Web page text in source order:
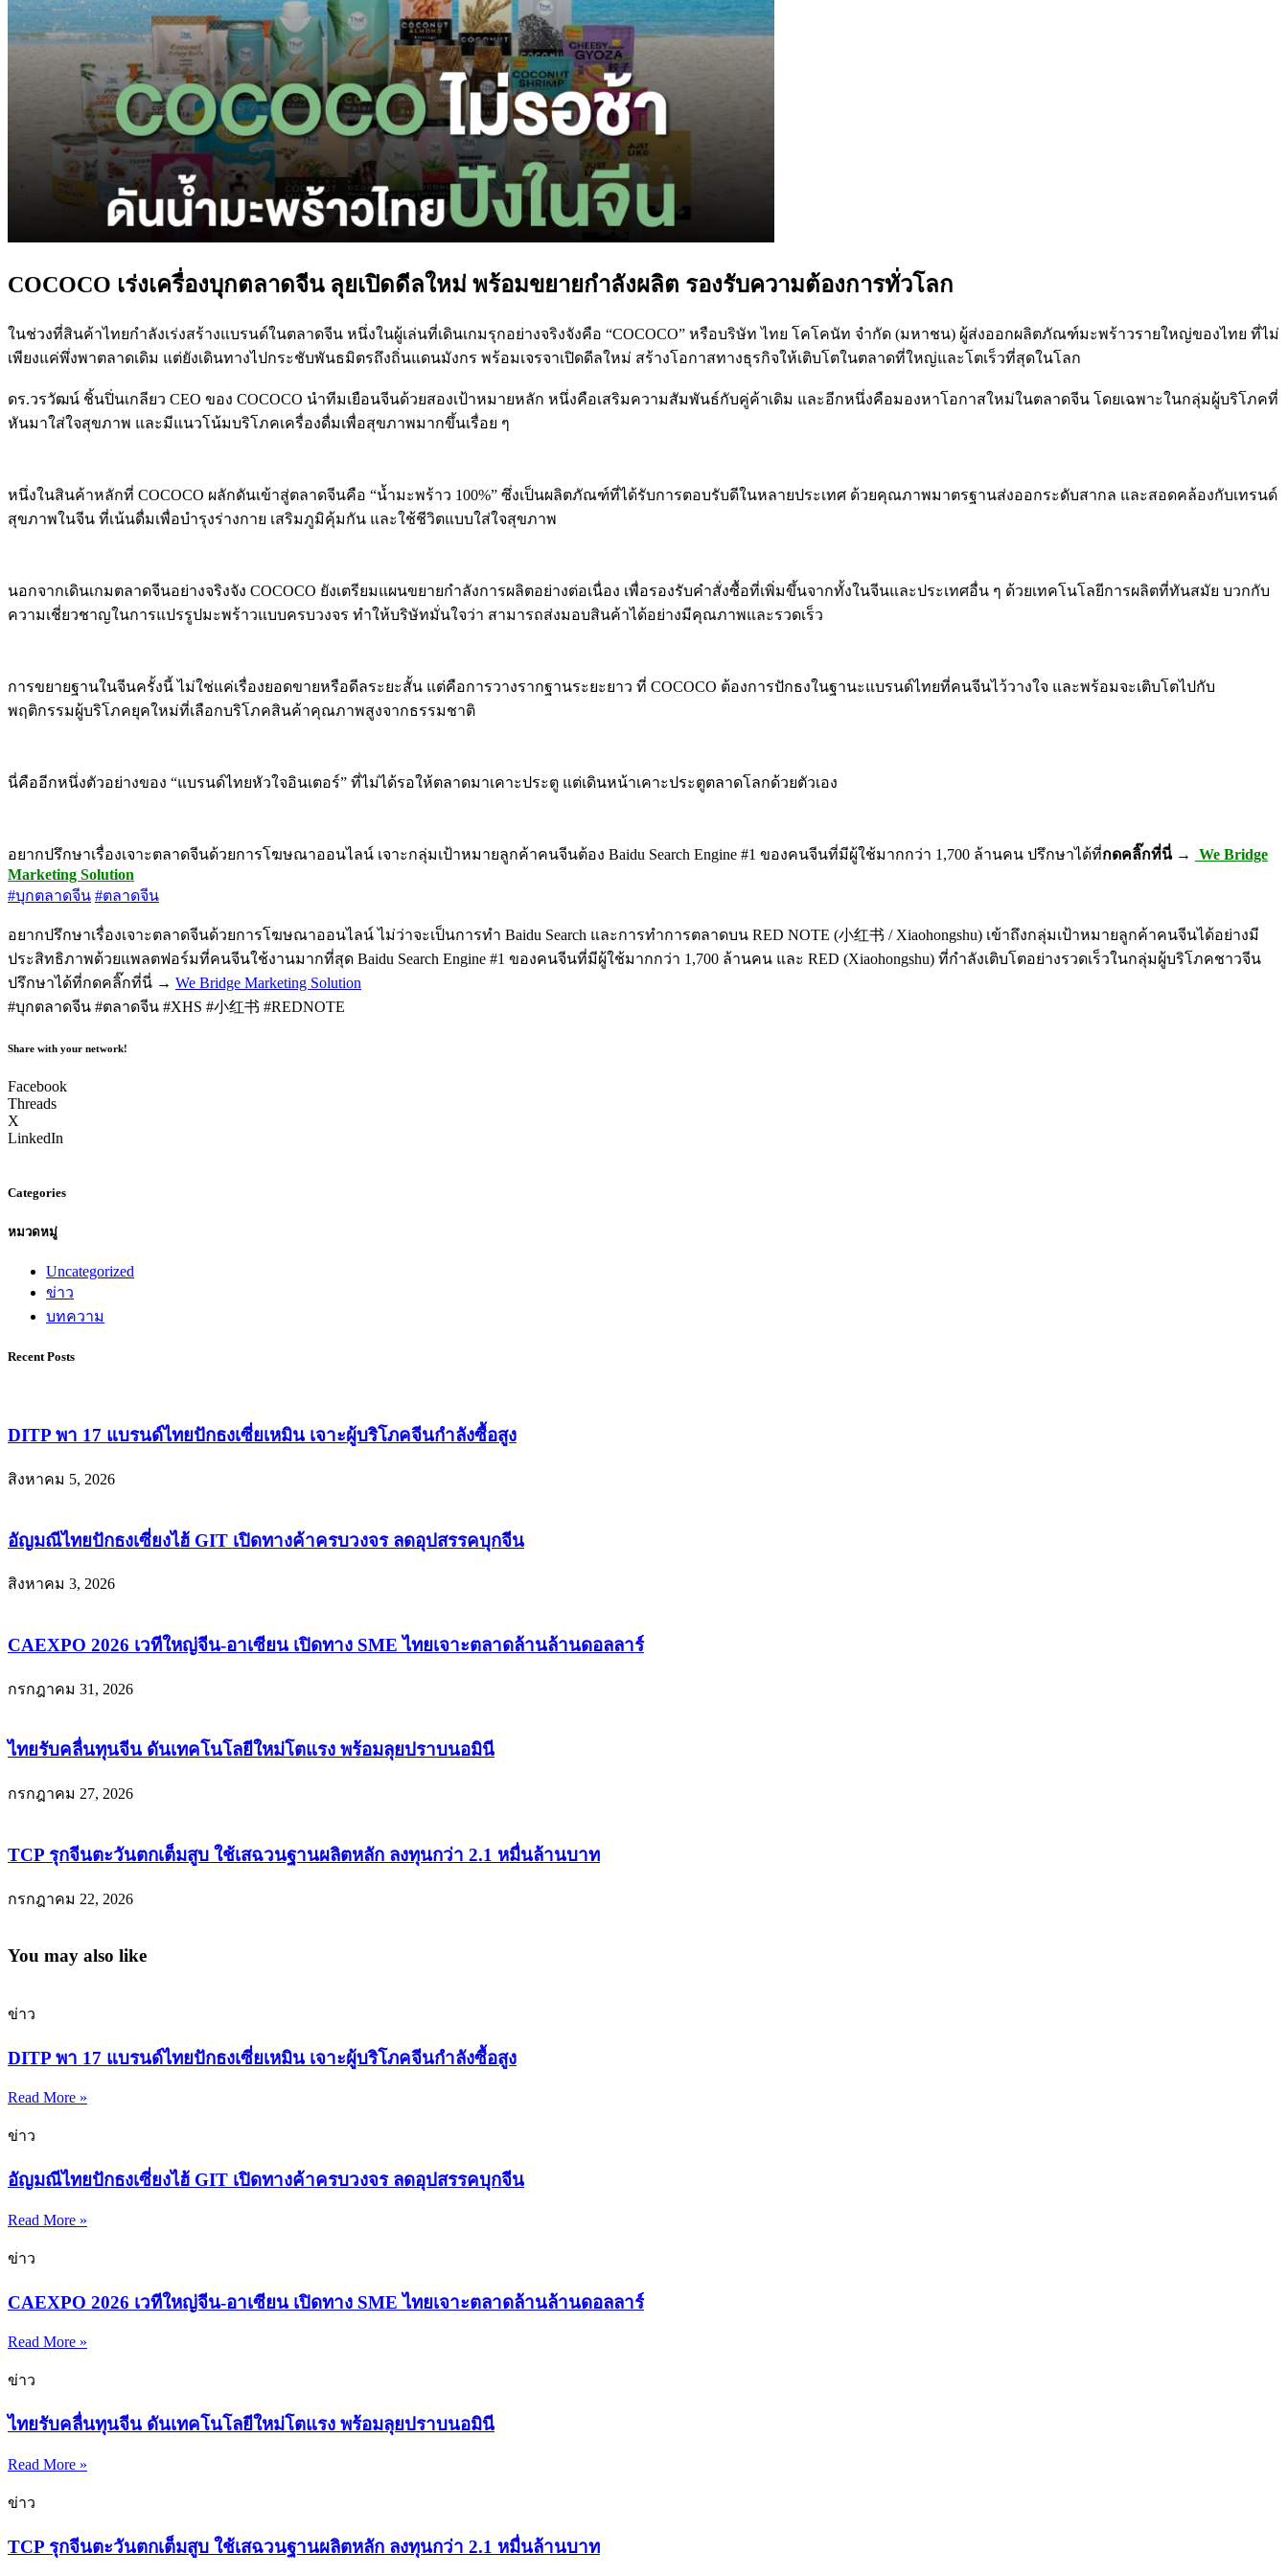
COCOCO เร่งเครื่องบุกตลาดจีน ลุยเปิดดีลใหม่ พร้อมขยายกำลังผลิต รองรับความต้องการทั่วโลก
ในช่วงที่สินค้าไทยกำลังเร่งสร้างแบรนด์ในตลาดจีน หนึ่งในผู้เล่นที่เดินเกมรุกอย่างจริงจังคือ “COCOCO” หรือบริษัท ไทย โคโคนัท จำกัด (มหาชน) ผู้ส่งออกผลิตภัณฑ์มะพร้าวรายใหญ่ของไทย ที่ไม่
เพียงแค่พึ่งพาตลาดเดิม แต่ยังเดินทางไปกระชับพันธมิตรถึงถิ่นแดนมังกร พร้อมเจรจาเปิดดีลใหม่ สร้างโอกาสทางธุรกิจให้เติบโตในตลาดที่ใหญ่และโตเร็วที่สุดในโลก
ดร.วรวัฒน์ ชิ้นปิ่นเกลียว CEO ของ COCOCO นำทีมเยือนจีนด้วยสองเป้าหมายหลัก หนึ่งคือเสริมความสัมพันธ์กับคู่ค้าเดิม และอีกหนึ่งคือมองหาโอกาสใหม่ในตลาดจีน โดยเฉพาะในกลุ่มผู้บริโภคที่
หันมาใส่ใจสุขภาพ และมีแนวโน้มบริโภคเครื่องดื่มเพื่อสุขภาพมากขึ้นเรื่อย ๆ
หนึ่งในสินค้าหลักที่ COCOCO ผลักดันเข้าสู่ตลาดจีนคือ “น้ำมะพร้าว 100%” ซึ่งเป็นผลิตภัณฑ์ที่ได้รับการตอบรับดีในหลายประเทศ ด้วยคุณภาพมาตรฐานส่งออกระดับสากล และสอดคล้องกับเทรนด์
สุขภาพในจีน ที่เน้นดื่มเพื่อบำรุงร่างกาย เสริมภูมิคุ้มกัน และใช้ชีวิตแบบใส่ใจสุขภาพ
นอกจากเดินเกมตลาดจีนอย่างจริงจัง COCOCO ยังเตรียมแผนขยายกำลังการผลิตอย่างต่อเนื่อง เพื่อรองรับคำสั่งซื้อที่เพิ่มขึ้นจากทั้งในจีนและประเทศอื่น ๆ ด้วยเทคโนโลยีการผลิตที่ทันสมัย บวกกับ
ความเชี่ยวชาญในการแปรรูปมะพร้าวแบบครบวงจร ทำให้บริษัทมั่นใจว่า สามารถส่งมอบสินค้าได้อย่างมีคุณภาพและรวดเร็ว
การขยายฐานในจีนครั้งนี้ ไม่ใช่แค่เรื่องยอดขายหรือดีลระยะสั้น แต่คือการวางรากฐานระยะยาว ที่ COCOCO ต้องการปักธงในฐานะแบรนด์ไทยที่คนจีนไว้วางใจ และพร้อมจะเติบโตไปกับ
พฤติกรรมผู้บริโภคยุคใหม่ที่เลือกบริโภคสินค้าคุณภาพสูงจากธรรมชาติ
นี่คืออีกหนึ่งตัวอย่างของ “แบรนด์ไทยหัวใจอินเตอร์” ที่ไม่ได้รอให้ตลาดมาเคาะประตู แต่เดินหน้าเคาะประตูตลาดโลกด้วยตัวเอง
อยากปรึกษาเรื่องเจาะตลาดจีนด้วยการโฆษณาออนไลน์ เจาะกลุ่มเป้าหมายลูกค้าคนจีนต้อง Baidu Search Engine #1 ของคนจีนที่มีผู้ใช้มากกว่า 1,700 ล้านคน ปรึกษาได้ที่กดคลิ๊กที่นี่ →
We Bridge
Marketing Solution
#บุกตลาดจีน #ตลาดจีน
อยากปรึกษาเรื่องเจาะตลาดจีนด้วยการโฆษณาออนไลน์ ไม่ว่าจะเป็นการทำ Baidu Search และการทำการตลาดบน RED NOTE (小红书 / Xiaohongshu) เข้าถึงกลุ่มเป้าหมายลูกค้าคนจีนได้อย่างมี
ประสิทธิภาพด้วยแพลตฟอร์มที่คนจีนใช้งานมากที่สุด Baidu Search Engine #1 ของคนจีนที่มีผู้ใช้มากกว่า 1,700 ล้านคน และ RED (Xiaohongshu) ที่กำลังเติบโตอย่างรวดเร็วในกลุ่มผู้บริโภคชาวจีน
ปรึกษาได้ที่กดคลิ๊กที่นี่ → We Bridge Marketing Solution
#บุกตลาดจีน #ตลาดจีน #XHS #小红书 #REDNOTE
Share with your network!
Facebook
Threads
X
LinkedIn
Categories
หมวดหมู่
Uncategorized
ข่าว
บทความ
Recent Posts
DITP พา 17 แบรนด์ไทยปักธงเซี่ยเหมิน เจาะผู้บริโภคจีนกำลังซื้อสูง
สิงหาคม 5, 2026
อัญมณีไทยปักธงเซี่ยงไฮ้ GIT เปิดทางค้าครบวงจร ลดอุปสรรคบุกจีน
สิงหาคม 3, 2026
CAEXPO 2026 เวทีใหญ่จีน-อาเซียน เปิดทาง SME ไทยเจาะตลาดล้านล้านดอลลาร์
กรกฎาคม 31, 2026
ไทยรับคลื่นทุนจีน ดันเทคโนโลยีใหม่โตแรง พร้อมลุยปราบนอมินี
กรกฎาคม 27, 2026
TCP รุกจีนตะวันตกเต็มสูบ ใช้เสฉวนฐานผลิตหลัก ลงทุนกว่า 2.1 หมื่นล้านบาท
กรกฎาคม 22, 2026
You may also like
ข่าว
DITP พา 17 แบรนด์ไทยปักธงเซี่ยเหมิน เจาะผู้บริโภคจีนกำลังซื้อสูง
Read More »
ข่าว
อัญมณีไทยปักธงเซี่ยงไฮ้ GIT เปิดทางค้าครบวงจร ลดอุปสรรคบุกจีน
Read More »
ข่าว
CAEXPO 2026 เวทีใหญ่จีน-อาเซียน เปิดทาง SME ไทยเจาะตลาดล้านล้านดอลลาร์
Read More »
ข่าว
ไทยรับคลื่นทุนจีน ดันเทคโนโลยีใหม่โตแรง พร้อมลุยปราบนอมินี
Read More »
ข่าว
TCP รุกจีนตะวันตกเต็มสูบ ใช้เสฉวนฐานผลิตหลัก ลงทุนกว่า 2.1 หมื่นล้านบาท